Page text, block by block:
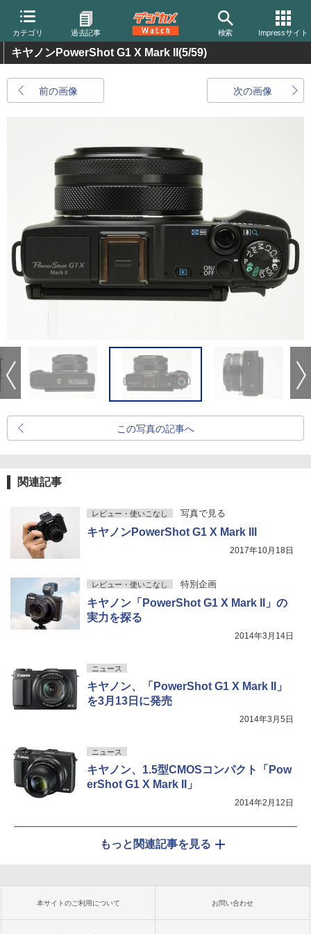
カテゴリ 過去記事 検索 Impressサイト
キヤノンPowerShot G1 X Mark II (5/59)
前の画像 次の画像
この写真の記事へ
関連記事
レビュー・使いこなし 写真で見る
キヤノンPowerShot G1 X Mark III
2017年10月18日
レビュー・使いこなし 特別企画
キヤノン「PowerShot G1 X Mark II」の
実力を探る
2014年3月14日
ニュース
キヤノン、「PowerShot G1 X Mark II」
を3月13日に発売
2014年3月5日
ニュース
キヤノン、1.5型CMOSコンパクト「Pow
erShot G1 X Mark II」
2014年2月12日
もっと関連記事を見る
本サイトのご利用について お問い合わせ